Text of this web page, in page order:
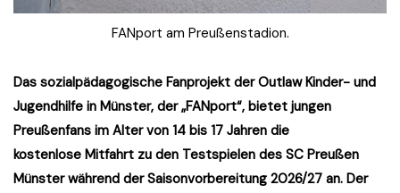
FANport am Preußenstadion.
Das sozialpädagogische Fanprojekt der Outlaw Kinder- und
Jugendhilfe in Münster, der „FANport“, bietet jungen
Preußenfans im Alter von 14 bis 17 Jahren die
kostenlose Mitfahrt zu den Testspielen des SC Preußen
Münster während der Saisonvorbereitung 2026/27 an. Der